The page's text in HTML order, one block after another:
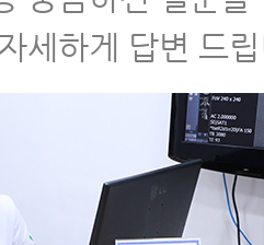
방치료 효
다구요?
면 믿게
세하게 답변 드